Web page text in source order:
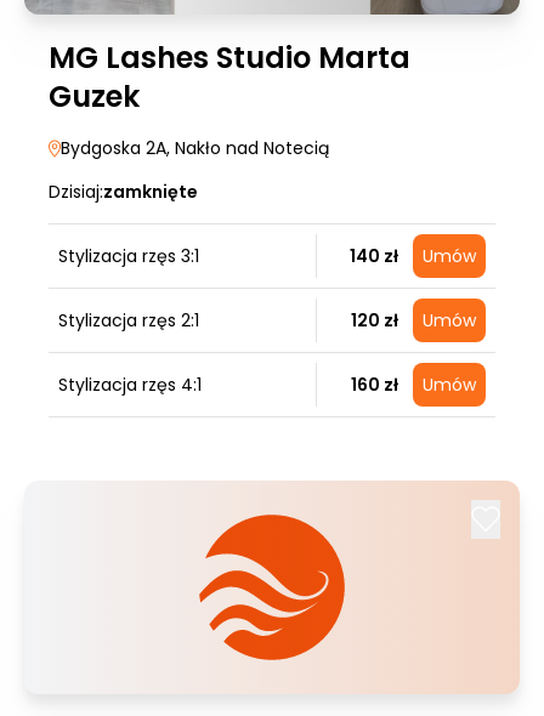
MG Lashes Studio Marta
Guzek
Bydgoska 2A, Nakło nad Notecią
Dzisiaj:zamknięte
Stylizacja rzęs 3:1 140 zł Umów
Stylizacja rzęs 2:1 120 zł Umów
Stylizacja rzęs 4:1 160 zł Umów